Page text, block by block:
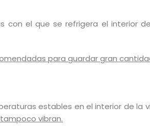
con el que se refrigera el interior
para guardar gran
estables en el interior de la
vibran.